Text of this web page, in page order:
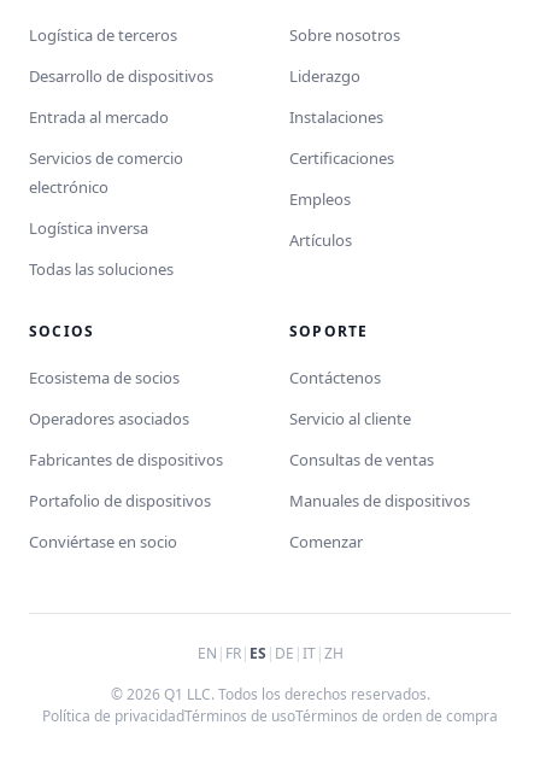
Logística de terceros
Desarrollo de dispositivos
Entrada al mercado
Servicios de comercio
electrónico
Logística inversa
Todas las soluciones
Sobre nosotros
Liderazgo
Instalaciones
Certificaciones
Empleos
Artículos
SOCIOS
Ecosistema de socios
Operadores asociados
Fabricantes de dispositivos
Portafolio de dispositivos
Conviértase en socio
SOPORTE
Contáctenos
Servicio al cliente
Consultas de ventas
Manuales de dispositivos
Comenzar
EN | FR| ES | DE |IT|ZH
© 2026 Q1 LLC. Todos los derechos reservados.
Política de privacidadTérminos de usoTérminos de orden de compra